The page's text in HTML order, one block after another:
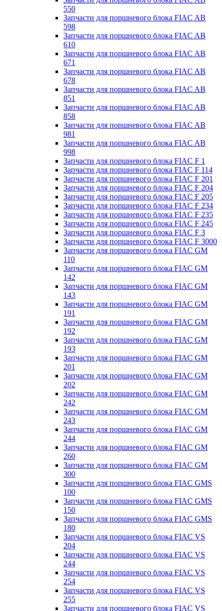
550
Запчасти для поршневого блока FIAC AB
598
Запчасти для поршневого блока FIAC AB
610
Запчасти для поршневого блока FIAC AB
671
Запчасти для поршневого блока FIAC AB
678
Запчасти для поршневого блока FIAC AB
851
Запчасти для поршневого блока FIAC AB
858
Запчасти для поршневого блока FIAC AB
981
Запчасти для поршневого блока FIAC AB
998
Запчасти для поршневого блока FIAC F 1
Запчасти для поршневого блока FIAC F 114
Запчасти для поршневого блока FIAC F 201
Запчасти для поршневого блока FIAC F 204
Запчасти для поршневого блока FIAC F 205
Запчасти для поршневого блока FIAC F 234
Запчасти для поршневого блока FIAC F 235
Запчасти для поршневого блока FIAC F 245
Запчасти для поршневого блока FIAC F 3
Запчасти для поршневого блока FIAC F 3000
Запчасти для поршневого блока FIAC GM
110
Запчасти для поршневого блока FIAC GM
142
Запчасти для поршневого блока FIAC GM
143
Запчасти для поршневого блока FIAC GM
191
Запчасти для поршневого блока FIAC GM
192
Запчасти для поршневого блока FIAC GM
193
Запчасти для поршневого блока FIAC GM
201
Запчасти для поршневого блока FIAC GM
202
Запчасти для поршневого блока FIAC GM
242
Запчасти для поршневого блока FIAC GM
243
Запчасти для поршневого блока FIAC GM
244
Запчасти для поршневого блока FIAC GM
260
Запчасти для поршневого блока FIAC GM
300
Запчасти для поршневого блока FIAC GMS
100
Запчасти для поршневого блока FIAC GMS
150
Запчасти для поршневого блока FIAC GMS
180
Запчасти для поршневого блока FIAC VS
204
Запчасти для поршневого блока FIAC VS
244
Запчасти для поршневого блока FIAC VS
254
Запчасти для поршневого блока FIAC VS
255
Запчасти для поршневого блока FIAC VS